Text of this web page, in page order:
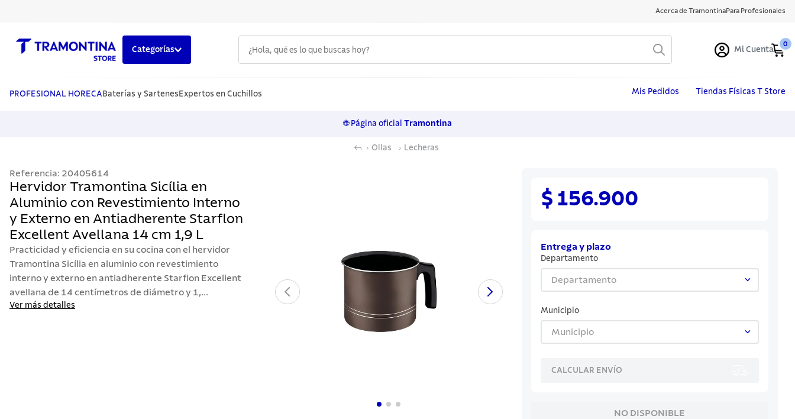
Acerca de TramontinaPara Profesionales
Categorías Mi Cuenta
0
PROFESIONAL HORECA Baterías y Sartenes Expertos en Cuchillos Mis Pedidos Tiendas Físicas T Store
🌐 Página oficial Tramontina
Ollas Lecheras
Referencia: 20405614
Hervidor Tramontina Sicília en
Aluminio con Revestimiento Interno
y Externo en Antiadherente Starflon
Excellent Avellana 14 cm 1,9 L
Practicidad y eficiencia en su cocina con el hervidor
Tramontina Sicília en aluminio con revestimiento
interno y externo en antiadherente Starflon Excellent
avellana de 14 centímetros de diámetro y 1,...
Ver más detalles
$ 156.900
Entrega y plazo
Departamento
Departamento
Municipio
Municipio
CALCULAR ENVÍO
NO DISPONIBLE
1.
cuchillos
5 . ollas